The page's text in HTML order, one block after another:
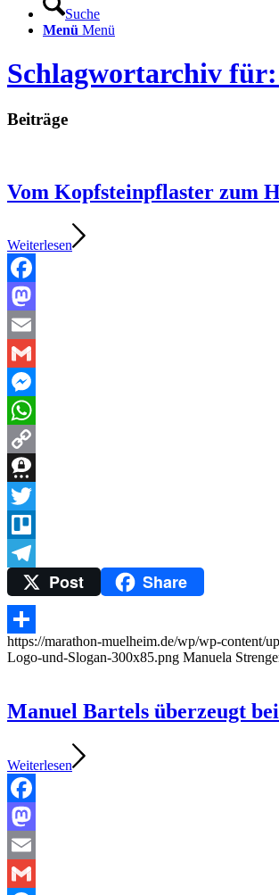
Suche
Menü Menü
Schlagwortarchiv
Beiträge
Vom Kopfsteinpflaster zum
Weiterlesen
Facebook
Mastodon
Email
Gmail
Messenger
WhatsApp
Copy
Link
Threema
Twitter
Trello
TelegramPost Share
Teilen
https://marathon-muelheim.de/wp/wp-content/
Logo-und-Slogan-300x85.png Manuela
Manuel Bartels überzeugt
Weiterlesen
Facebook
Mastodon
Email